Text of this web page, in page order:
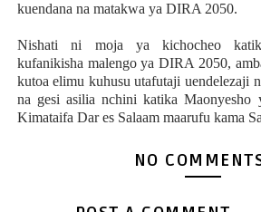
kuendana na matakwa ya DIRA 2050.
Nishati ni moja ya kichocheo
kufanikisha malengo ya DIRA 2050,
kutoa elimu kuhusu utafutaji uendelezaji
na gesi asilia nchini katika Maonyesho
Kimataifa Dar es Salaam maarufu kama
NO